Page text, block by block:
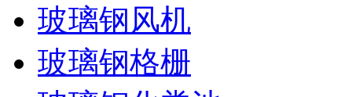
玻璃钢风机
玻璃钢格栅